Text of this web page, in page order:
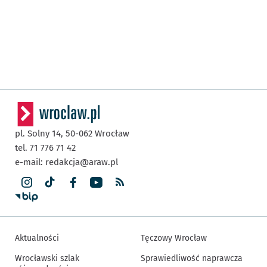
pl. Solny 14, 50-062 Wrocław
tel. 71 776 71 42
e-mail: redakcja@araw.pl
Aktualności
Wrocławski szlak
Tęczowy Wrocław
Sprawiedliwość naprawcza